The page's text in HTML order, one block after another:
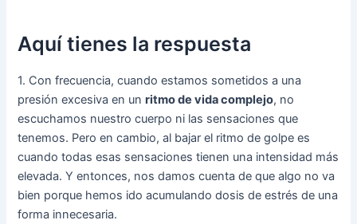
Aquí tienes la respuesta
1. Con frecuencia, cuando estamos sometidos a una
presión excesiva en unritmo de vida complejo, no
escuchamos nuestro cuerpo ni las sensaciones que
tenemos. Pero en cambio, al bajar el ritmo de golpe es
cuando todas esas sensaciones tienen una intensidad más
elevada. Y entonces, nos damos cuenta de que algo no va
bien porque hemos ido acumulando dosis de estrés de una
forma innecesaria.